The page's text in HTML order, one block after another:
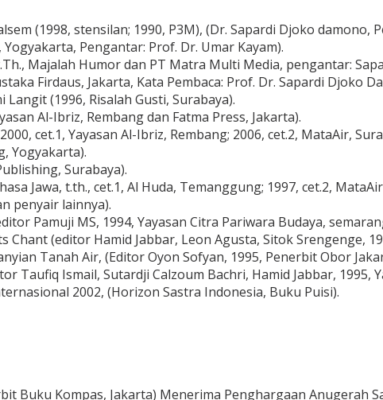
(1998, stensilan; 1990, P3M), (Dr. Sapardi Djoko
Pengantar: Prof. Dr. Umar Kayam).
Majalah Humor dan PT Matra Multi Media, pengantar:
Firdaus, Jakarta, Kata Pembaca: Prof. Dr. Sapardi Djoko
Langit (1996, Risalah Gusti, Surabaya).
Al-Ibriz, Rembang dan Fatma Press, Jakarta).
cet.1, Yayasan Al-Ibriz, Rembang; 2006, cet.2, MataAir,
Yogyakarta).
Surabaya).
Jawa, t.th., cet.1, Al Huda, Temanggung; 1997, cet.2,
penyair lainnya).
Pamuji MS, 1994, Yayasan Citra Pariwara Budaya,
Chant (editor Hamid Jabbar, Leon Agusta, Sitok Srengenge,
Tanah Air, (Editor Oyon Sofyan, 1995, Penerbit Obor
Taufiq Ismail, Sutardji Calzoum Bachri, Hamid Jabbar, 1995,
2002, (Horizon Sastra Indonesia, Buku Puisi).
Buku Kompas, Jakarta) Menerima Penghargaan Anugerah